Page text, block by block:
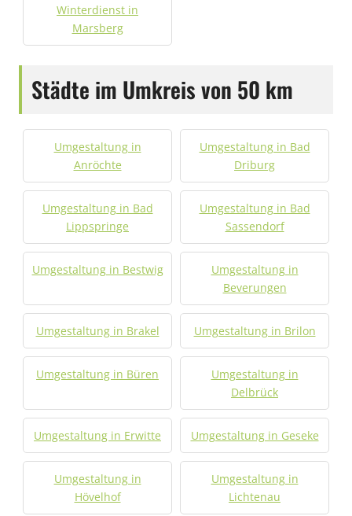
Winterdienst in
Marsberg
Städte im Umkreis von 50 km
Umgestaltung in
Anröchte
Umgestaltung in Bad
Driburg
Umgestaltung in Bad
Lippspringe
Umgestaltung in Bad
Sassendorf
Umgestaltung in Bestwig
Umgestaltung in
Beverungen
Umgestaltung in Brakel Umgestaltung in Brilon
Umgestaltung in Büren
Umgestaltung in
Delbrück
Umgestaltung in Erwitte Umgestaltung in Geseke
Umgestaltung in
Hövelhof
Umgestaltung in
Lichtenau